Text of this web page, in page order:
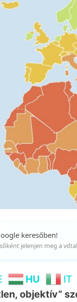
keresőben!
jelenjen meg a
HU IT
objektív”